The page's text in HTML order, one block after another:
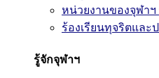
หน่วยงานของจุฬาฯ
ร้องเรียนทุจริตและ
รู้จักจุฬาฯ